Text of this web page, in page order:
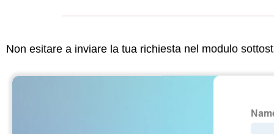
Non esitare a inviare la tua richiesta nel modulo